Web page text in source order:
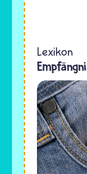
Christentum
Lexikon